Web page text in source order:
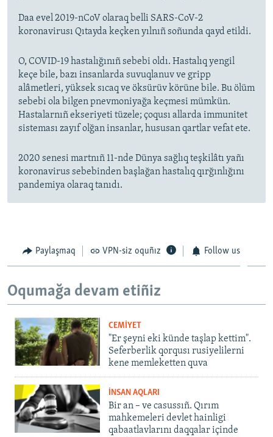
Daa evel 2019-nCoV olaraq belli SARS-CoV-2
koronavirusı Qıtayda keçken yılnıñ soñunda qayd etildi.
O, COVID-19 hastalığınıñ sebebi oldı. Hastalıq yengil
keçe bile, bazı insanlarda suvuqlanuv ve gripp
alâmetleri, yüksek sıcaq ve öksürüv körüne bile. Bu ölüm
sebebi ola bilgen pnevmoniyağa keçmesi mümkün.
Hastalarnıñ ekseriyeti tüzele; çoqusı allarda immunitet
sisteması zayıf olğan insanlar, hususan qartlar vefat ete.
2020 senesi martnıñ 11-nde Dünya sağlıq teşkilâtı yañı
koronavirus sebebinden başlağan hastalıq qırğınlığını
pandemiya olaraq tanıdı.
Paylaşmaq VPN-siz oquñız Follow us
Oqumağa devam etiñiz
CEMİYET
"Er şeyni eki künde taşlap kettim".
Seferberlik qorqusı rusiyelilerni
kene memleketten quva
İNSAN AQLARI
Bir an – ve casussıñ. Qırım
mahkemeleri devlet hainligi
qabaatlavlarını daqqalar içinde